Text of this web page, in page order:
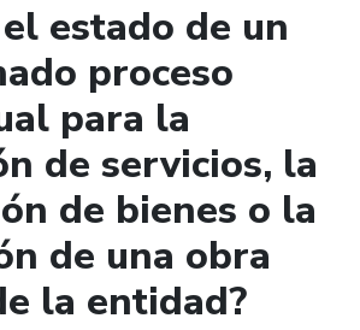
estado de un
proceso
para la
de servicios, la
de bienes o la
de una obra
la entidad?